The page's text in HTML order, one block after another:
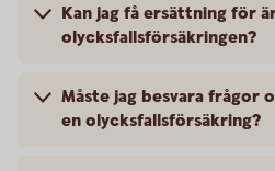
Kan jag få ersättning för
olycksfallsförsäkringen?
Måste jag besvara frågor
en olycksfallsförsäkring?